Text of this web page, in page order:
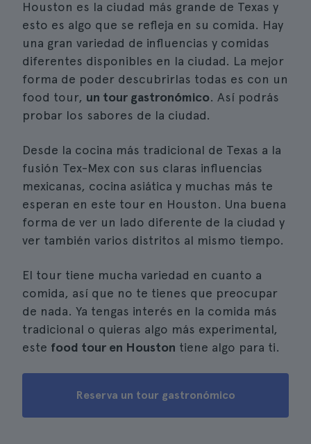
Houston es la ciudad más grande de Texas y
esto es algo que se refleja en su comida. Hay
una gran variedad de influencias y comidas
diferentes disponibles en la ciudad. La mejor
forma de poder descubrirlas todas es con un
food tour, un tour gastronómico. Así podrás
probar los sabores de la ciudad.
Desde la cocina más tradicional de Texas a la
fusión Tex-Mex con sus claras influencias
mexicanas, cocina asiática y muchas más te
esperan en este tour en Houston. Una buena
forma de ver un lado diferente de la ciudad y
ver también varios distritos al mismo tiempo.
El tour tiene mucha variedad en cuanto a
comida, así que no te tienes que preocupar
de nada. Ya tengas interés en la comida más
tradicional o quieras algo más experimental,
este food tour en Houston tiene algo para ti.
Reserva un tour gastronómico